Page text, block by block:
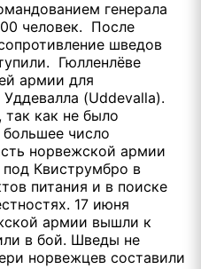
генерала
человек. После
шведов
Гюлленлёве
армии для
(Uddevalla).
как не было
число
норвежской армии
Квиструмбро в
питания и в поиске
17 июня
армии вышли к
в бой. Шведы не
норвежцев составили